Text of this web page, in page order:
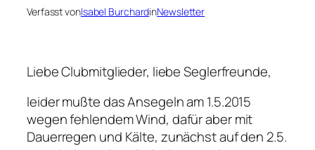
Verfasst vonIsabel BurchardinNewsletter
Liebe Clubmitglieder, liebe Seglerfreunde,
leider mußte das Ansegeln am 1.5.2015
wegen fehlendem Wind, dafür aber mit
Dauerregen und Kälte, zunächst auf den 2.5.